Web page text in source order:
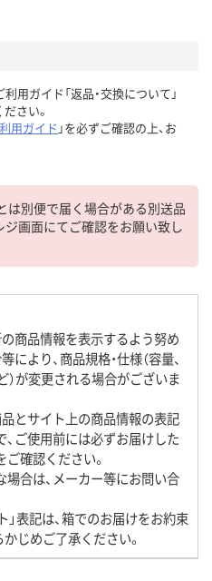
用ガイド「返品・交換について」
さい。
用ガイド 」を必ずご確認の上、お
は別便で届く場合がある別送品
ジ画面にてご確認をお願い致し
商品情報を表示するよう努め
より、商品規格・仕様（容量、
）が変更される場合がございま
とサイト上の商品情報の表記
ご使用前には必ずお届けした
確認ください。
合は、メーカー等にお問い合
」表記は、箱でのお届けをお約束
じめご了承ください。